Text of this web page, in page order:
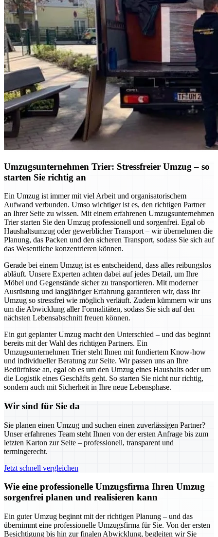
Umzugsunternehmen Trier: Stressfreier Umzug – so
starten Sie richtig an
Ein Umzug ist immer mit viel Arbeit und organisatorischem
Aufwand verbunden. Umso wichtiger ist es, den richtigen Partner
an Ihrer Seite zu wissen. Mit einem erfahrenen Umzugsunternehmen
Trier starten Sie den Umzug professionell und sorgenfrei. Egal ob
Haushaltsumzug oder gewerblicher Transport – wir übernehmen die
Planung, das Packen und den sicheren Transport, sodass Sie sich auf
das Wesentliche konzentrieren können.
Gerade bei einem Umzug ist es entscheidend, dass alles reibungslos
abläuft. Unsere Experten achten dabei auf jedes Detail, um Ihre
Möbel und Gegenstände sicher zu transportieren. Mit moderner
Ausrüstung und langjähriger Erfahrung garantieren wir, dass Ihr
Umzug so stressfrei wie möglich verläuft. Zudem kümmern wir uns
um die Abwicklung aller Formalitäten, sodass Sie sich auf den
nächsten Lebensabschnitt freuen können.
Ein gut geplanter Umzug macht den Unterschied – und das beginnt
bereits mit der Wahl des richtigen Partners. Ein
Umzugsunternehmen Trier steht Ihnen mit fundiertem Know-how
und individueller Beratung zur Seite. Wir passen uns an Ihre
Bedürfnisse an, egal ob es um den Umzug eines Haushalts oder um
die Logistik eines Geschäfts geht. So starten Sie nicht nur richtig,
sondern auch mit Sicherheit in Ihre neue Lebensphase.
Wir sind für Sie da
Sie planen einen Umzug und suchen einen zuverlässigen Partner?
Unser erfahrenes Team steht Ihnen von der ersten Anfrage bis zum
letzten Karton zur Seite – professionell, transparent und
termingerecht.
Jetzt schnell vergleichen
Wie eine professionelle Umzugsfirma Ihren Umzug
sorgenfrei planen und realisieren kann
Ein guter Umzug beginnt mit der richtigen Planung – und das
übernimmt eine professionelle Umzugsfirma für Sie. Von der ersten
Besichtigung bis hin zur finalen Abwicklung, begleiten wir Sie